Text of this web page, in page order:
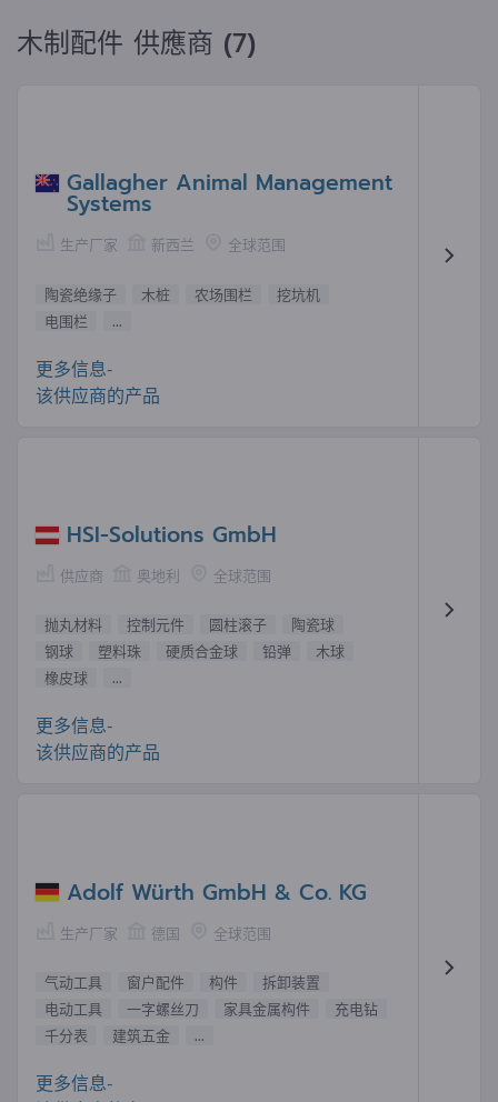
木制配件 供應商 (7)
Gallagher Animal Management
Systems
生产厂家 新西兰 全球范围
陶瓷绝缘子 木桩 农场围栏
挖坑机
电围栏
...
更多信息-
该供应商的产品
HSI-Solutions GmbH
供应商 奥地利 全球范围
抛丸材料 控制元件 圆柱滚子
陶瓷球
钢球
塑料珠 硬质合金球 铅弹
木球
橡皮球
...
更多信息-
该供应商的产品
Adolf Würth GmbH & Co. KG
生产厂家 德国 全球范围
气动工具 窗户配件 构件
拆卸装置
电动工具
一字螺丝刀 家具金属构件
充电钻
千分表
建筑五金 ...
更多信息-